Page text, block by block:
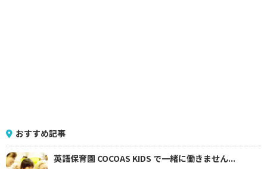
おすすめ記事
英語保育園 COCOAS KIDS で一緒に働きません...